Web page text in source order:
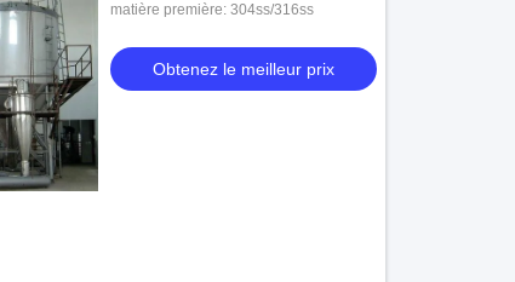
céramique de poudre de High Speed
matière première: 304ss/316ss
Obtenez le meilleur prix